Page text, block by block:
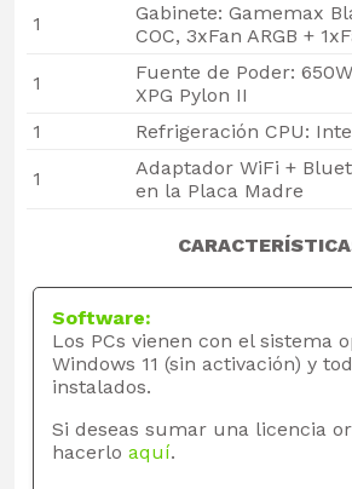
1
Gabinete: Gamemax
COC, 3xFan ARGB +
1
Fuente de Poder:
XPG Pylon II
1
Refrigeración CPU:
1
Adaptador WiFi +
en la Placa Madre
Software:
Los PCs vienen con el sistema
Windows 11 (sin activación) y
instalados.
Si deseas sumar una licencia
hacerlo aquí.